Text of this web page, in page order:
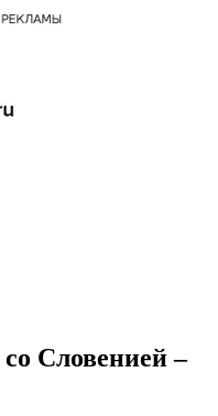
Словенией –